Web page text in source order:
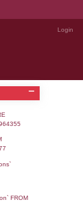
`userlevels`